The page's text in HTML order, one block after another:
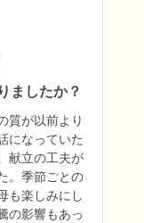
ましたか？
質が以前より
になっていた
献立の工夫が
。季節ごとの
も楽しみにし
の影響もあっ